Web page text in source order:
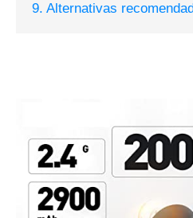
9. Alternativas